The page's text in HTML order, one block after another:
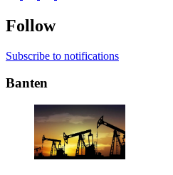
Follow
Subscribe to notifications
Banten